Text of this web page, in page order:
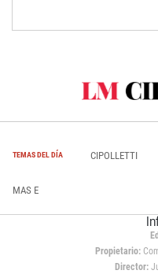
TEMAS DEL DÍA CIPOLLETTI
MAS E
Propietario:
Director: